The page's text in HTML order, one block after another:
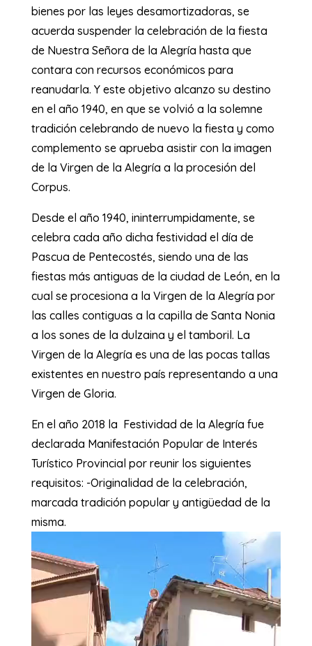
bienes por las leyes desamortizadoras, se
acuerda suspender la celebración de la fiesta
de Nuestra Señora de la Alegría hasta que
contara con recursos económicos para
reanudarla. Y este objetivo alcanzo su destino
en el año 1940, en que se volvió a la solemne
tradición celebrando de nuevo la fiesta y como
complemento se aprueba asistir con la imagen
de la Virgen de la Alegría a la procesión del
Corpus.
Desde el año 1940, ininterrumpidamente, se
celebra cada año dicha festividad el día de
Pascua de Pentecostés, siendo una de las
fiestas más antiguas de la ciudad de León, en la
cual se procesiona a la Virgen de la Alegría por
las calles contiguas a la capilla de Santa Nonia
a los sones de la dulzaina y el tamboril. La
Virgen de la Alegría es una de las pocas tallas
existentes en nuestro país representando a una
Virgen de Gloria.
En el año 2018 la Festividad de la Alegría fue
declarada Manifestación Popular de Interés
Turístico Provincial por reunir los siguientes
requisitos: -Originalidad de la celebración,
marcada tradición popular y antigüedad de la
misma.